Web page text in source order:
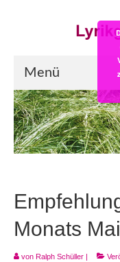
Menü
Start
LYRIK:POST
Einkaufsladen
Empfehlung des
Monats
von Ralph Schüller |